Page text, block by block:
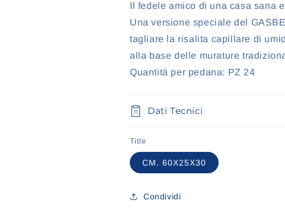
Il fedele amico di una casa sana
Una versione speciale del
tagliare la risalita capillare di
alla base delle murature
Quantità per pedana: PZ 24
Dati Tecnici
Title
CM. 60X25X30
Condividi